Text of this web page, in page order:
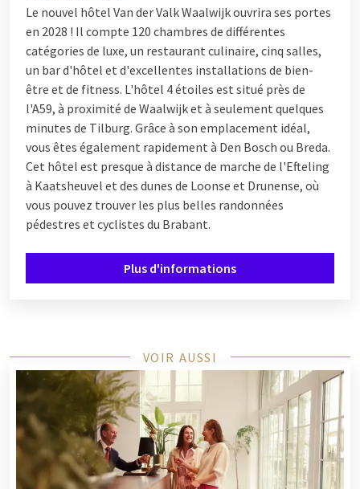
Le nouvel hôtel Van der Valk Waalwijk ouvrira ses portes
en 2028 ! Il compte 120 chambres de différentes
catégories de luxe, un restaurant culinaire, cinq salles,
un bar d'hôtel et d'excellentes installations de bien-
être et de fitness. L'hôtel 4 étoiles est situé près de
l'A59, à proximité de Waalwijk et à seulement quelques
minutes de Tilburg. Grâce à son emplacement idéal,
vous êtes également rapidement à Den Bosch ou Breda.
Cet hôtel est presque à distance de marche de l'Efteling
à Kaatsheuvel et des dunes de Loonse et Drunense, où
vous pouvez trouver les plus belles randonnées
pédestres et cyclistes du Brabant.
Plus d'informations
VOIR AUSSI